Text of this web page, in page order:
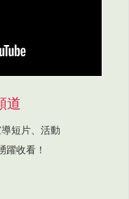
道
短片、活動
躍收看！